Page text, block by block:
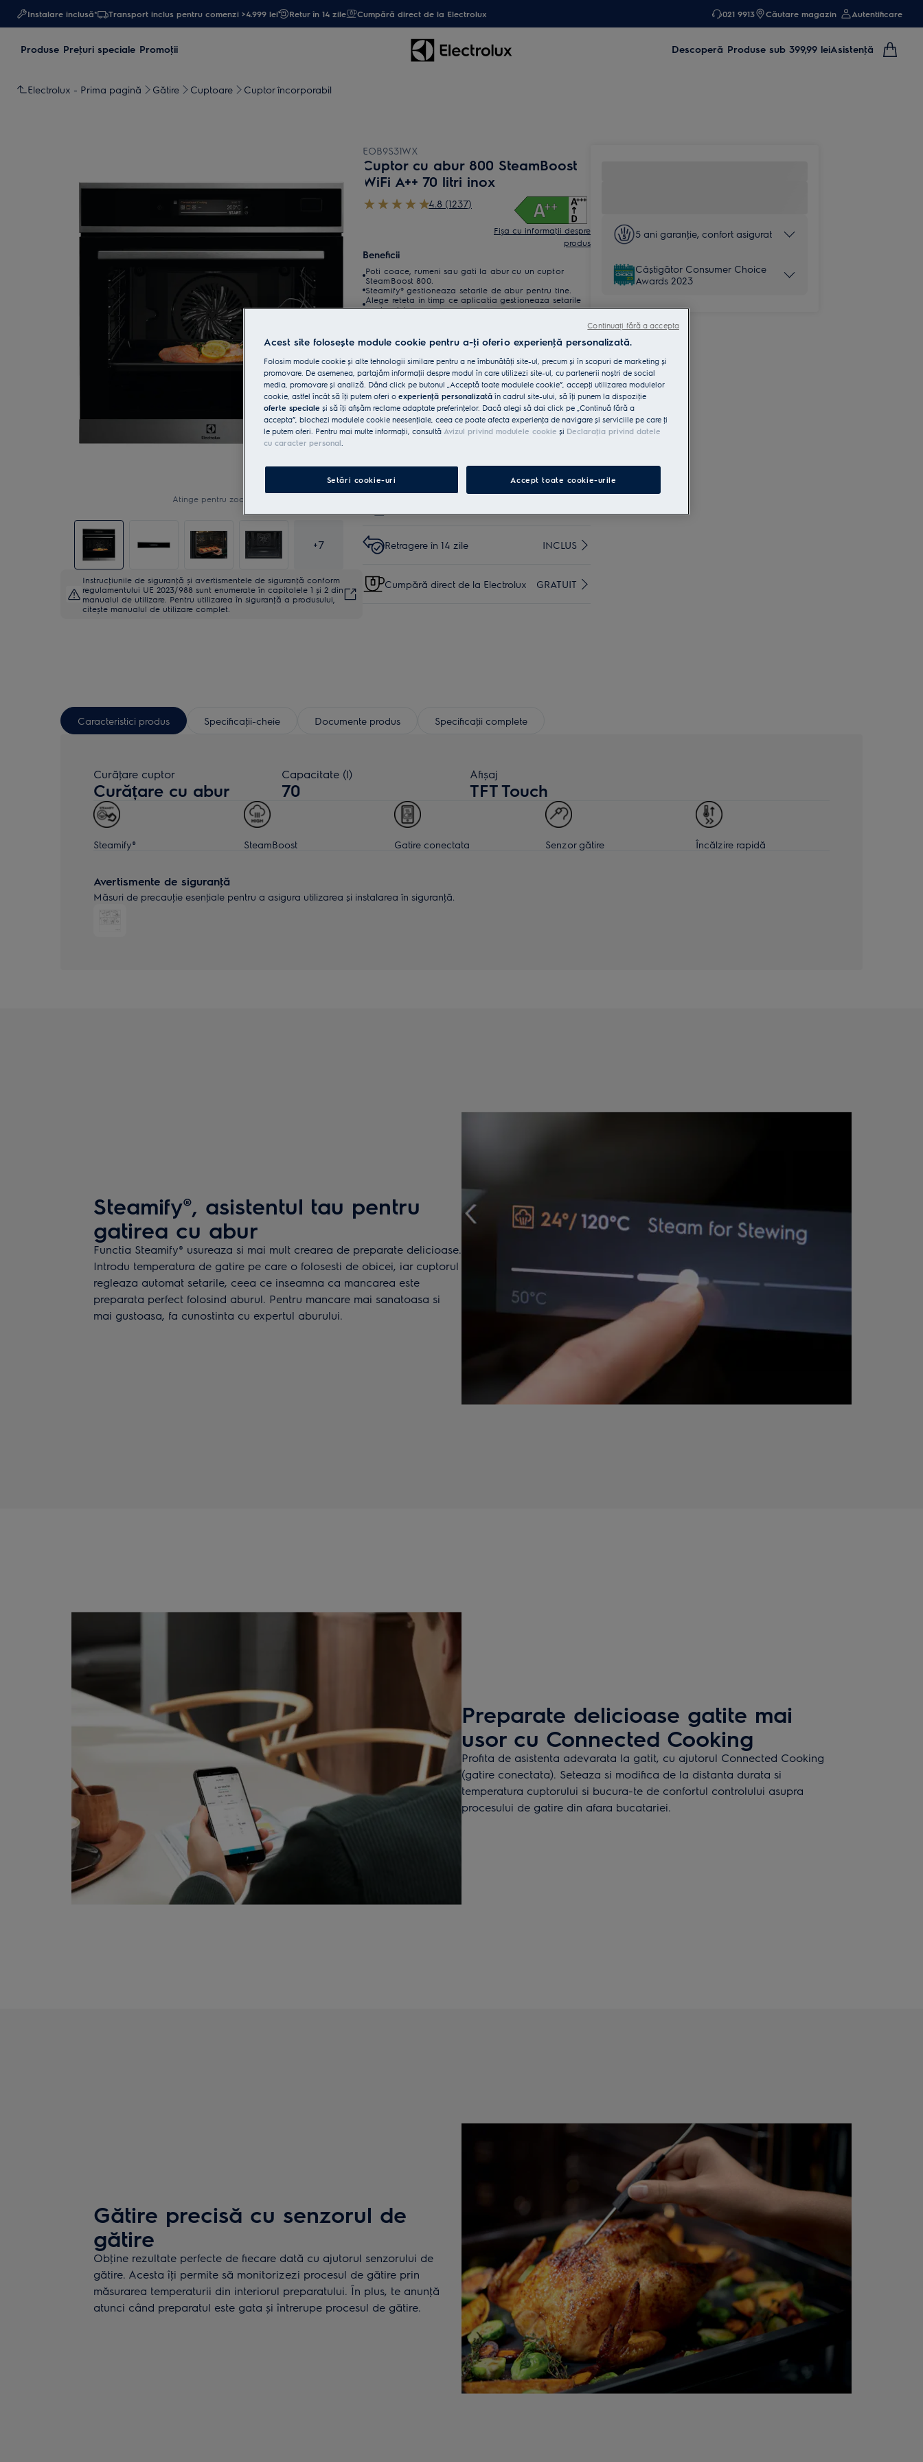
Instalare inclusă* Transport inclus pentru comenzi >4.999 lei Retur în 14 zile Cumpără direct de la Electrolux 021 9913 Căutare magazin Autentificare
Produse Preţuri speciale Promoţii Descoperă Produse sub 399,99 leiAsistenţă
Electrolux - Prima pagină Gătire Cuptoare Cuptor încorporabil
Atinge pentru zoom
+7
Instrucţiunile de siguranţă și avertismentele de siguranţă conform
regulamentului UE 2023/988 sunt enumerate în capitolele 1 și 2 din
manualul de utilizare. Pentru utilizarea în siguranţă a produsului,
citește manualul de utilizare complet.
EOB9S31WX
Cuptor cu abur 800 SteamBoost
WiFi A++ 70 litri inox
4.8 (1237)
Fișa cu informaţii despre
produs
Beneficii
Poti coace, rumeni sau gati la abur cu un cuptor
SteamBoost 800.
Steamify® gestioneaza setarile de abur pentru tine.
Alege reteta in timp ce aplicatia gestioneaza setarile
cuptorului
Cumpără de pe www.electrolux.ro și primești:
Livrare inclusă pentru
comenzi mai mari de 4999
lei
35 lei INCLUSĂ
Instalare* INCLUSĂ
Garanţie 5 ani INCLUSĂ
Retragere în 14 zile INCLUS
Cumpără direct de la Electrolux GRATUIT
5 ani garanţie, confort asigurat
Câștigător Consumer Choice
Awards 2023
Caracteristici produs Specificaţii-cheie Documente produs Specificaţii complete
Curăţare cuptor
Curățare cu abur
Capacitate (l)
70
Afișaj
TFT Touch
Steamify® SteamBoost Gatire conectata Senzor gătire Încălzire rapidă
Avertismente de siguranţă
Măsuri de precauţie esenţiale pentru a asigura utilizarea și instalarea în siguranţă.
Steamify®, asistentul tau pentru
gatirea cu abur
Functia Steamify® usureaza si mai mult crearea de preparate delicioase.
Introdu temperatura de gatire pe care o folosesti de obicei, iar cuptorul
regleaza automat setarile, ceea ce inseamna ca mancarea este
preparata perfect folosind aburul. Pentru mancare mai sanatoasa si
mai gustoasa, fa cunostinta cu expertul aburului.
Preparate delicioase gatite mai
usor cu Connected Cooking
Profita de asistenta adevarata la gatit, cu ajutorul Connected Cooking
(gatire conectata). Seteaza si modifica de la distanta durata si
temperatura cuptorului si bucura-te de confortul controlului asupra
procesului de gatire din afara bucatariei.
Gătire precisă cu senzorul de
gătire
Obţine rezultate perfecte de fiecare dată cu ajutorul senzorului de
gătire. Acesta îţi permite să monitorizezi procesul de gătire prin
măsurarea temperaturii din interiorul preparatului. În plus, te anunţă
atunci când preparatul este gata și întrerupe procesul de gătire.
Acest site folosește module cookie pentru a-ţi oferi o experienţă personalizată.
Folosim module cookie și alte tehnologii similare pentru a ne îmbunătăţi site-ul, precum și în scopuri de marketing și
promovare. De asemenea, partajăm informaţii despre modul în care utilizezi site-ul, cu partenerii noștri de social
media, promovare și analiză. Dând click pe butonul „Acceptă toate modulele cookie”, accepţi utilizarea modulelor
cookie, astfel încât să îţi putem oferi o experienţă personalizată în cadrul site-ului, să îţi punem la dispoziţie
oferte speciale și să îţi afișăm reclame adaptate preferinţelor. Dacă alegi să dai click pe „Continuă fără a
accepta”, blochezi modulele cookie neesenţiale, ceea ce poate afecta experienţa de navigare și serviciile pe care ţi
le putem oferi. Pentru mai multe informaţii, consultă Avizul privind modulele cookie și Declaraţia privind datele
cu caracter personal.
Setări cookie-uri Accept toate cookie-urile
Continuați fără a accepta